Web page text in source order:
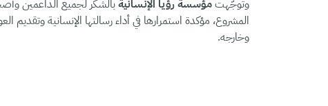
وتوجّهتمؤسسة رؤيا الإنسانيةبالشكر لجميع الداعمين
المشروع، مؤكدة استمرارها في أداء رسالتها الإنسانية
وخارجه.